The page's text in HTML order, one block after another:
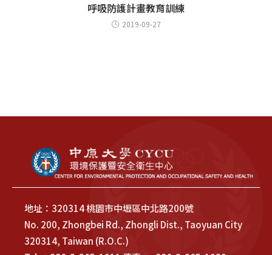
呼吸防護計畫教育訓練
2019-09-27
地址：320314 桃園市中壢區中北路200號
No. 200, Zhongbei Rd., Zhongli Dist., Taoyuan City
320314, Taiwan (R.O.C.)